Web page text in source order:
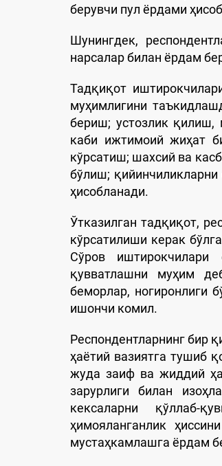
берувчи пул ёрдами
Шунингдек,
нарсалар билан ёрдам
Тадқиқот
муҳимлигини
бериш; устозлик
каби ижтимоий жиҳат
кўрсатиш; шахсий ва
бўлиш;
ҳисобланади.
Ўтказилган тадқиқот,
кўрсатилиши керак
Сўров
қувватлашни муҳим
беморлар, ногиронлиги
ишончи комил.
Респондентларнинг бир
ҳаётий вазиятга тушиб
жуда заиф ва жиддий
зарурлиги билан
кексаларни қўллаб-
ҳимояланганлик
мустаҳкамлашга ёрдам